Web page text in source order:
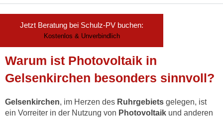
Jetzt Beratung bei Schulz-PV buchen:
Kostenlos & Unverbindlich
Warum ist Photovoltaik in
Gelsenkirchen besonders sinnvoll?
Gelsenkirchen, im Herzen des Ruhrgebiets gelegen, ist
ein Vorreiter in der Nutzung von Photovoltaik und anderen